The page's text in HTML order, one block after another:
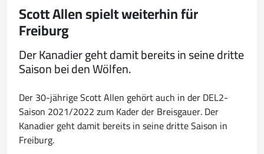
Scott Allen spielt weiterhin für
Freiburg
Der Kanadier geht damit bereits in seine dritte
Saison bei den Wölfen.
Der 30-jährige Scott Allen gehört auch in der DEL2-
Saison 2021/2022 zum Kader der Breisgauer. Der
Kanadier geht damit bereits in seine dritte Saison in
Freiburg.